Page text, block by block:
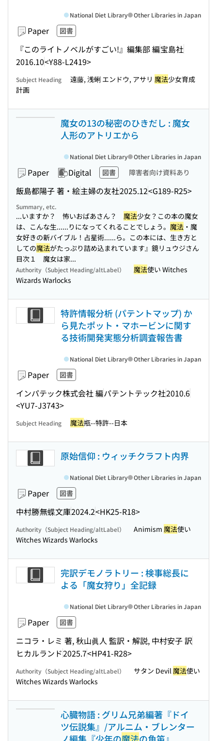
Paper 図書
『このライトノベルがすごい!』編集部 編宝島社
2016.10<Y88-L2419>
National Diet Library Other Libraries in Japan
Subject Heading 遠藤, 浅蜊 エンドウ, アサリ 魔法少女育成
計画
魔女の13の秘密のひきだし : 魔女
人形のアトリエから
Paper Digital 図書 障害者向け資料あり
飯島都陽子 著・絵主婦の友社2025.12<G189-R25>
National Diet Library Other Libraries in Japan
Summary, etc.
...いますか？ 怖いおばあさん？ 魔法少女？この本の魔女
は、こんな生......りになってくれることでしょう。 魔法 ・魔
女好きの新バイブル！占星術......ら。この本には、生き方と
しての魔法がたっぷり詰め込まれています』鏡リュウジさん
目次１ 魔女は家...
Authority（Subject Heading/altLabel） 魔法使い Witches
Wizards Warlocks
特許情報分析 (パテントマップ) か
ら見たポット・マホービンに関す
る技術開発実態分析調査報告書
Paper 図書
インパテック株式会社 編パテントテック社2010.6
<YU7-J3743>
National Diet Library Other Libraries in Japan
Subject Heading 魔法瓶--特許--日本
原始信仰 : ウィッチクラフト内界
Paper 図書
中村勝無蝶文庫2024.2<HK25-R18>
National Diet Library Other Libraries in Japan
Authority（Subject Heading/altLabel） Animism 魔法使い
Witches Wizards Warlocks
完訳デモノラトリー : 検事総長に
よる「魔女狩り」全記録
Paper 図書
ニコラ・レミ 著, 秋山眞人 監訳・解説, 中村安子 訳
ヒカルランド2025.7<HP41-R28>
National Diet Library Other Libraries in Japan
Authority（Subject Heading/altLabel） サタン Devil魔法使い
Witches Wizards Warlocks
心臓物語 : グリム兄弟編著『ドイ
ツ伝説集』/アルニム・ブレンター